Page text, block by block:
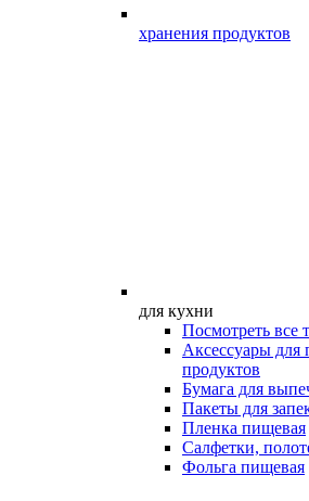
хранения продуктов
для кухни
Посмотреть все
Аксессуары для
продуктов
Бумага для
Пакеты для
Пленка пищевая
Салфетки,
Фольга пищевая